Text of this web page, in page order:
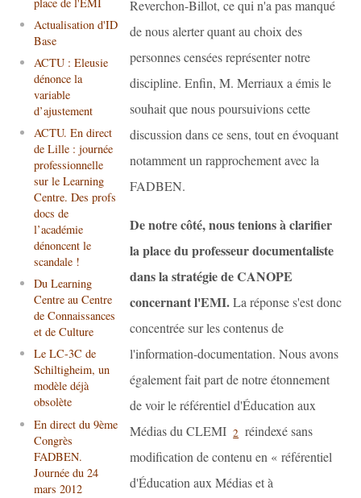
Actualisation d'ID
Base
ACTU : Eleusie
dénonce la
variable
d’ajustement
ACTU. En direct
de Lille : journée
professionnelle
sur le Learning
Centre. Des profs
docs de
l’académie
dénoncent le
scandale !
Du Learning
Centre au Centre
de Connaissances
et de Culture
Le LC-3C de
Schiltigheim, un
modèle déjà
obsolète
En direct du 9ème
Congrès
FADBEN.
Journée du 24
mars 2012
Reverchon-Billot, ce qui n'a pas manqué
de nous alerter quant au choix des
personnes censées représenter notre
discipline. Enfin, M. Merriaux a émis le
souhait que nous poursuivions cette
discussion dans ce sens, tout en évoquant
notamment un rapprochement avec la
FADBEN.
De notre côté, nous tenions à clarifier
la place du professeur documentaliste
dans la stratégie de CANOPE
concernant l'EMI.La réponse s'est donc
concentrée sur les contenus de
l'information-documentation. Nous avons
également fait part de notre étonnement
de voir le référentiel d'Éducation aux
Médias du CLEMI 2 réindexé sans
modification de contenu en « référentiel
d'Éducation aux Médias et à